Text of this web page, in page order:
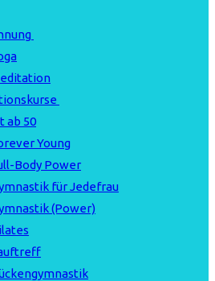
ab 50
Young
Body Power
für Jedefrau
(Power)